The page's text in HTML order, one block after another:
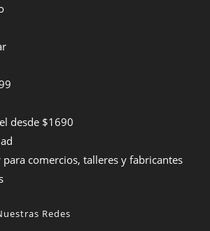
desde $1690
comercios, talleres y fabricantes
Redes